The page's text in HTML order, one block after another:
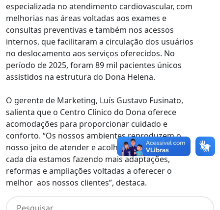
especializada no atendimento cardiovascular, com
melhorias nas áreas voltadas aos exames e
consultas preventivas e também nos acessos
internos, que facilitaram a circulação dos usuários
no deslocamento aos serviços oferecidos. No
período de 2025, foram 89 mil pacientes únicos
assistidos na estrutura do Dona Helena.
O gerente de Marketing, Luís Gustavo Fusinato,
salienta que o Centro Clínico do Dona oferece
acomodações para proporcionar cuidado e
conforto. “Os nossos ambientes reproduzem o
nosso jeito de atender e acolher as pessoas. E a
cada dia estamos fazendo mais adaptações,
reformas e ampliações voltadas a oferecer o
melhor aos nossos clientes”, destaca.